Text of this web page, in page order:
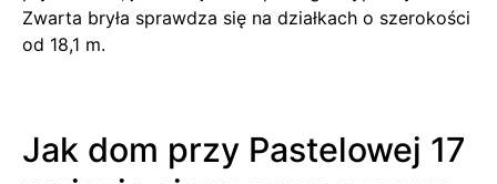
Zwarta bryła sprawdza się na działkach o szerokości
od 18,1 m.
Jak dom przy Pastelowej 17